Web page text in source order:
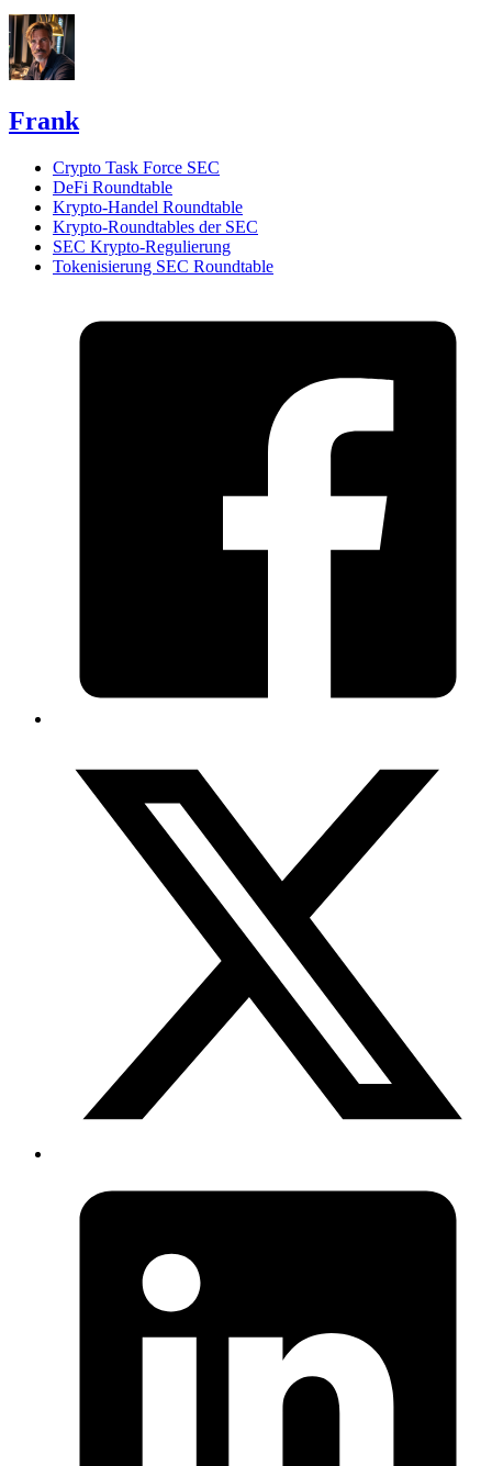
Frank
Crypto Task Force SEC
DeFi Roundtable
Krypto-Handel Roundtable
Krypto-Roundtables der SEC
SEC Krypto-Regulierung
Tokenisierung SEC Roundtable